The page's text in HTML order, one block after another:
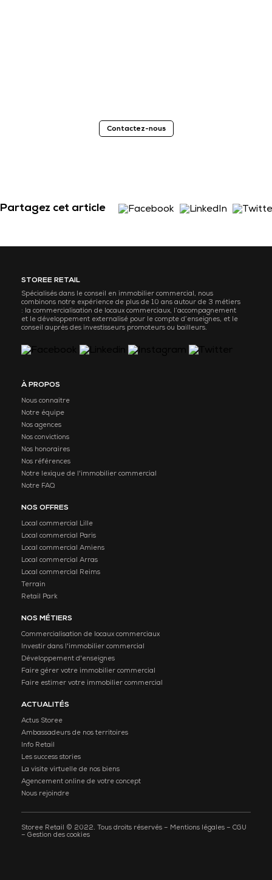
Contactez-nous
Partagez cet article
STOREE RETAIL
Spécialisés dans le conseil en immobilier commercial, nous
combinons notre expérience de plus de 10 ans autour de 3 métiers
: la commercialisation de locaux commerciaux, l’accompagnement
et le développement externalisé pour le compte d’enseignes, et le
conseil auprès des investisseurs promoteurs ou bailleurs.
À PROPOS
Nous connaitre
Notre équipe
Nos agences
Nos convictions
Nos honoraires
Nos références
Notre lexique de l'immobilier commercial
Notre FAQ
NOS OFFRES
Local commercial Lille
Local commercial Paris
Local commercial Amiens
Local commercial Arras
Local commercial Reims
Terrain
Retail Park
NOS MÉTIERS
Commercialisation de locaux commerciaux
Investir dans l'immobilier commercial
Développement d'enseignes
Faire gérer votre immobilier commercial
Faire estimer votre immobilier commercial
ACTUALITÉS
Actus Storee
Ambassadeurs de nos territoires
Info Retail
Les success stories
La visite virtuelle de nos biens
Agencement online de votre concept
Nous rejoindre
Storee Retail © 2022. Tous droits réservés – Mentions légales – CGU
– Gestion des cookies